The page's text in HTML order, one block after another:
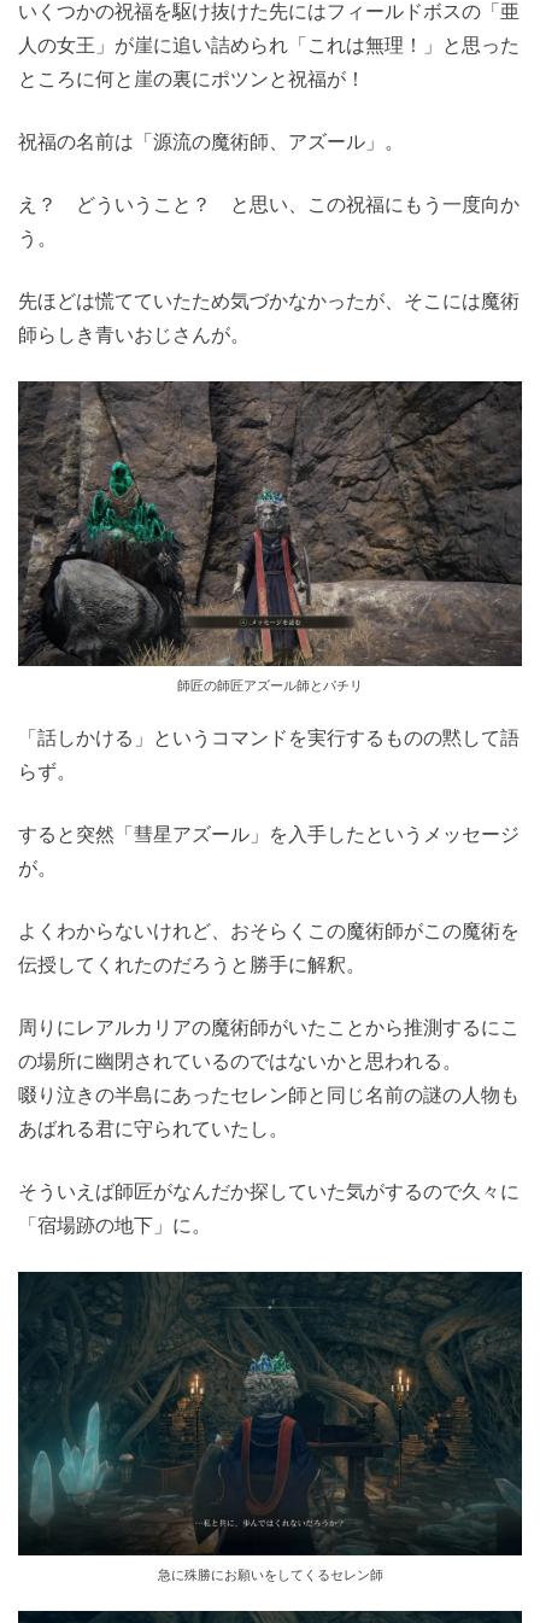
いくつかの祝福を駆け抜けた先にはフィールドボスの「亜
人の女王」が崖に追い詰められ「これは無理！」と思った
ところに何と崖の裏にポツンと祝福が！
祝福の名前は「源流の魔術師、アズール」。
え？ どういうこと？ と思い、この祝福にもう一度向か
う。
先ほどは慌てていたため気づかなかったが、そこには魔術
師らしき青いおじさんが。
師匠の師匠アズール師とパチリ
「話しかける」というコマンドを実行するものの黙して語
らず。
すると突然「彗星アズール」を入手したというメッセージ
が。
よくわからないけれど、おそらくこの魔術師がこの魔術を
伝授してくれたのだろうと勝手に解釈。
周りにレアルカリアの魔術師がいたことから推測するにこ
の場所に幽閉されているのではないかと思われる。
啜り泣きの半島にあったセレン師と同じ名前の謎の人物も
あばれる君に守られていたし。
そういえば師匠がなんだか探していた気がするので久々に
「宿場跡の地下」に。
急に殊勝にお願いをしてくるセレン師